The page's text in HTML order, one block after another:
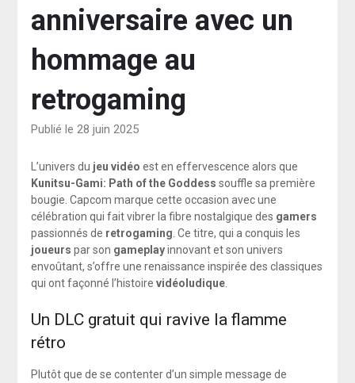
anniversaire avec un
hommage au
retrogaming
Publié le 28 juin 2025
L’univers du jeu vidéo est en effervescence alors que
Kunitsu-Gami: Path of the Goddess souffle sa première
bougie. Capcom marque cette occasion avec une
célébration qui fait vibrer la fibre nostalgique des gamers
passionnés de retrogaming. Ce titre, qui a conquis les
joueurs par son gameplayinnovant et son univers
envoûtant, s’offre une renaissance inspirée des classiques
qui ont façonné l’histoire vidéoludique.
Un DLC gratuit qui ravive la flamme
rétro
Plutôt que de se contenter d’un simple message de